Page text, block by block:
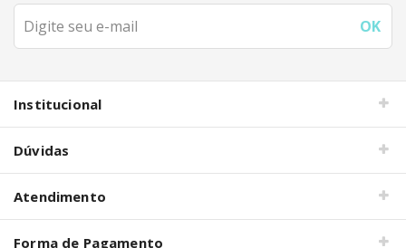
Institucional
Dúvidas
Atendimento
Forma de Pagamento